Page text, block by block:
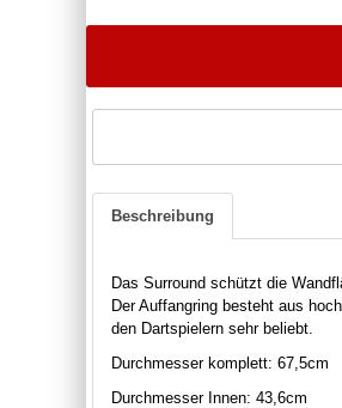
Beschreibung
Das Surround schützt die
Der Auffangring besteht aus
den Dartspielern sehr beliebt.
Durchmesser komplett: 67,5cm
Durchmesser Innen: 43,6cm